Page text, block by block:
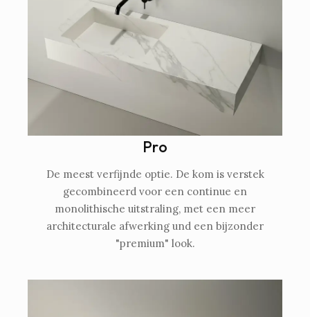
Pro
De meest verfijnde optie. De kom is verstek
gecombineerd voor een continue en
monolithische uitstraling, met een meer
architecturale afwerking und een bijzonder
"premium" look.